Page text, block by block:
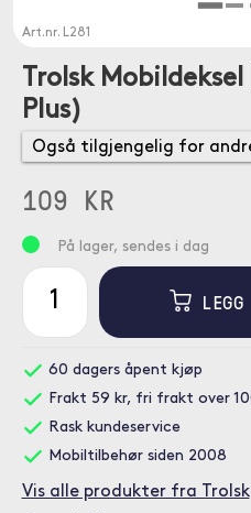
Art.nr. L281
Trolsk
Plus)
109 KR
På lager, sendes i dag
LEGG
60 dagers åpent kjøp
Frakt 59 kr, fri frakt over
Rask kundeservice
Mobiltilbehør siden 2008
Vis alle produkter fra Trolsk